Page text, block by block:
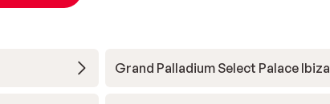
Grand Palladium Select Palace Ibiza